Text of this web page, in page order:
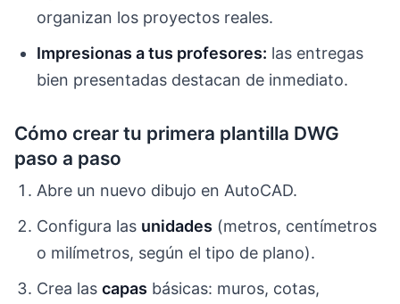
organizan los proyectos reales.
Impresionas a tus profesores: las entregas
bien presentadas destacan de inmediato.
Cómo crear tu primera plantilla DWG
paso a paso
Abre un nuevo dibujo en AutoCAD.
Configura las unidades (metros, centímetros
o milímetros, según el tipo de plano).
Crea lascapas básicas: muros, cotas,